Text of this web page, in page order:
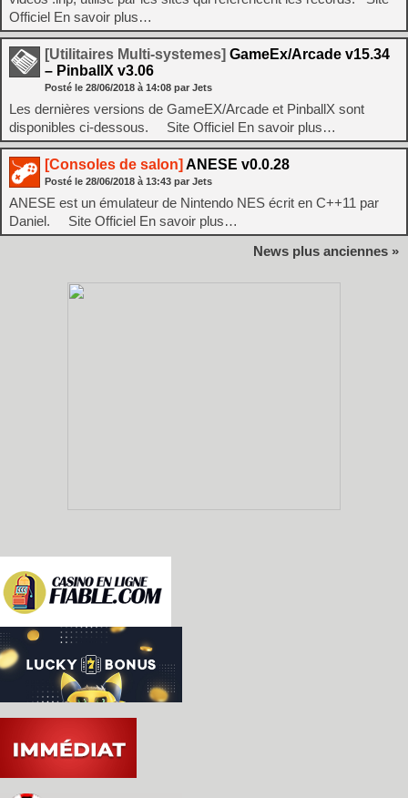
Officiel En savoir plus…
[Utilitaires Multi-systemes] GameEx/Arcade v15.34
– PinballX v3.06
Posté le 28/06/2018 à 14:08 par Jets
Les dernières versions de GameEX/Arcade et PinballX sont
disponibles ci-dessous. Site Officiel En savoir plus…
[Consoles de salon] ANESE v0.0.28
Posté le 28/06/2018 à 13:43 par Jets
ANESE est un émulateur de Nintendo NES écrit en C++11 par
Daniel. Site Officiel En savoir plus…
News plus anciennes »